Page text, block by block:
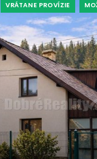
VRÁTANE PROVÍZIE